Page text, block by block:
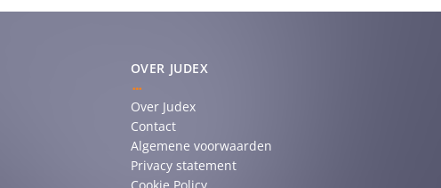
OVER JUDEX
Over Judex
Contact
Algemene voorwaarden
Privacy statement